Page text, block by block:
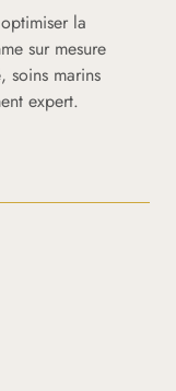
la
sur mesure
soins marins
expert.